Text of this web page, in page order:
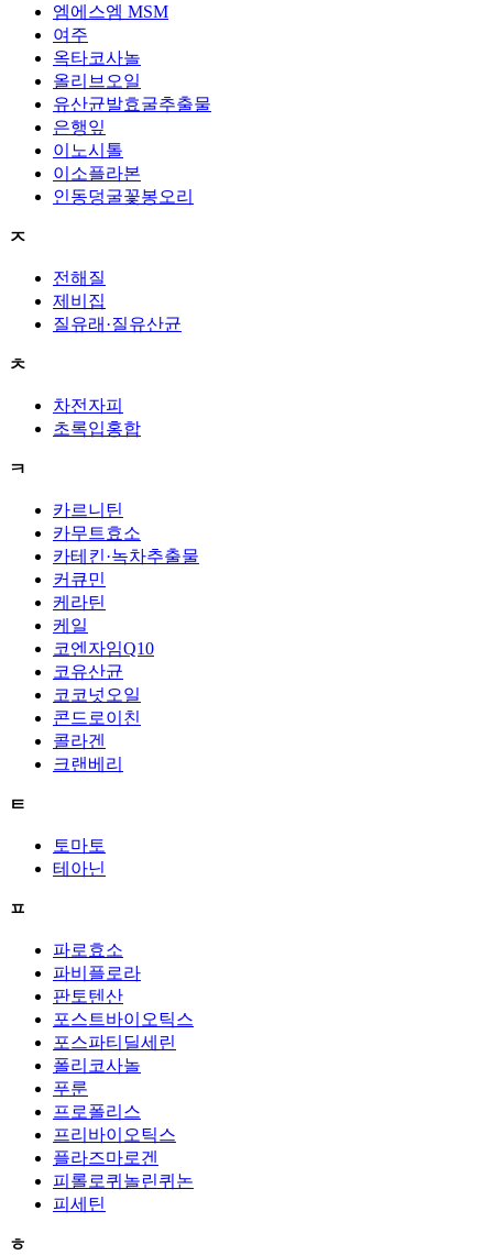
엠에스엠 MSM
여주
옥타코사놀
올리브오일
유산균발효굴추출물
은행잎
이노시톨
이소플라본
인동덩굴꽃봉오리
ㅈ
전해질
제비집
질유래·질유산균
ㅊ
차전자피
초록입홍합
ㅋ
카르니틴
카무트효소
카테킨·녹차추출물
커큐민
케라틴
케일
코엔자임Q10
코유산균
코코넛오일
콘드로이친
콜라겐
크랜베리
ㅌ
토마토
테아닌
ㅍ
파로효소
파비플로라
판토텐산
포스트바이오틱스
포스파티딜세린
폴리코사놀
푸룬
프로폴리스
프리바이오틱스
플라즈마로겐
피롤로퀴놀린퀴논
피세틴
ㅎ